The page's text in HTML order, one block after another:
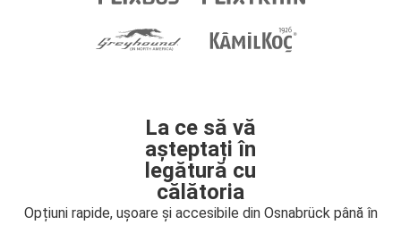
La ce să vă
așteptați în
legătură cu
călătoria
Opțiuni rapide, ușoare și accesibile din Osnabrück până în